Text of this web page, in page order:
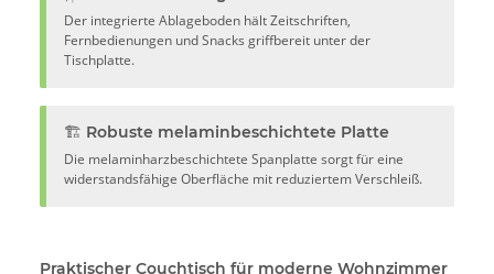
Der integrierte Ablageboden hält Zeitschriften,
Fernbedienungen und Snacks griffbereit unter der
Tischplatte.
🏗️ Robuste melaminbeschichtete Platte
Die melaminharzbeschichtete Spanplatte sorgt für eine
widerstandsfähige Oberfläche mit reduziertem Verschleiß.
Praktischer Couchtisch für moderne Wohnzimmer